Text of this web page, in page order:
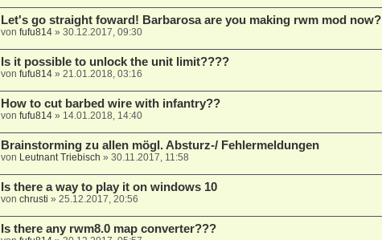
Let's go straight foward! Barbarosa are you making rwm mod now?
von fufu814» 30.12.2017, 09:30
Is it possible to unlock the unit limit????
von fufu814» 21.01.2018, 03:16
How to cut barbed wire with infantry??
von fufu814» 14.01.2018, 14:40
Brainstorming zu allen mögl. Absturz-/ Fehlermeldungen
von Leutnant Triebisch » 30.11.2017, 11:58
Is there a way to play it on windows 10
von chrusti » 25.12.2017, 20:56
Is there any rwm8.0 map converter???